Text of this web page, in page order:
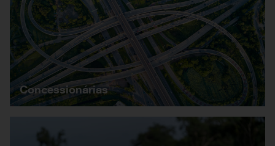
Concessionárias